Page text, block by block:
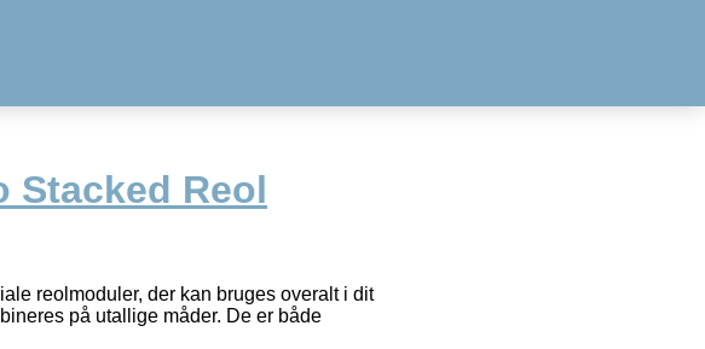
Stacked Reol
reolmoduler, der kan bruges overalt i dit
på utallige måder. De er både